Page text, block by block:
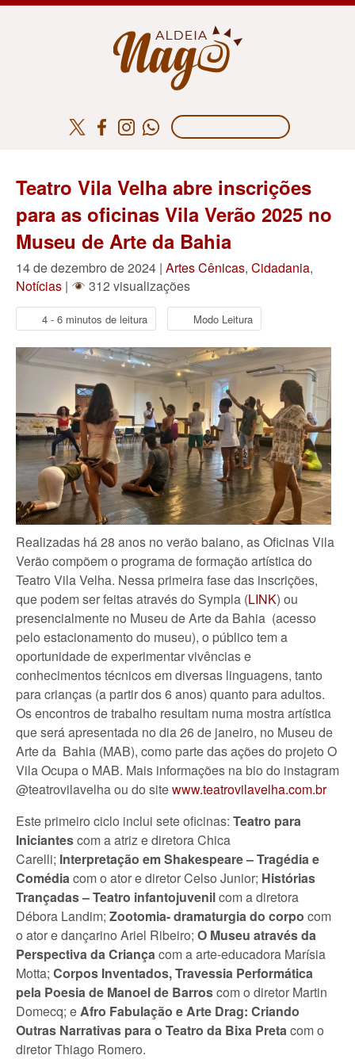
Teatro Vila Velha abre inscrições
para as oficinas Vila Verão 2025 no
Museu de Arte da Bahia
14 de dezembro de 2024 | Artes Cênicas, Cidadania,
Notícias | 312 visualizações
4 - 6 minutos de leitura Modo Leitura
Realizadas há 28 anos no verão baiano, as Oficinas Vila
Verão compõem o programa de formação artística do
Teatro Vila Velha. Nessa primeira fase das inscrições,
que podem ser feitas através do Sympla (LINK) ou
presencialmente no Museu de Arte da Bahia (acesso
pelo estacionamento do museu), o público tem a
oportunidade de experimentar vivências e
conhecimentos técnicos em diversas linguagens, tanto
para crianças (a partir dos 6 anos) quanto para adultos.
Os encontros de trabalho resultam numa mostra artística
que será apresentada no dia 26 de janeiro, no Museu de
Arte da Bahia (MAB), como parte das ações do projeto O
Vila Ocupa o MAB. Mais informações na bio do instagram
@teatrovilavelha ou do sitewww.teatrovilavelha.com.br
Este primeiro ciclo inclui sete oficinas: Teatro para
Iniciantescom a atriz e diretora Chica
Carelli; Interpretação em Shakespeare – Tragédia e
Comédiacom o ator e diretor Celso Junior; Histórias
Trançadas – Teatro infantojuvenilcom a diretora
Débora Landim; Zootomia- dramaturgia do corpo com
o ator e dançarino Ariel Ribeiro; O Museu através da
Perspectiva da Criançacoma arte-educadora Marísia
Motta; Corpos Inventados, Travessia Performática
pela Poesia de Manoel de Barroscom o diretor Martin
Domecq; eAfro Fabulação e Arte Drag: Criando
Outras Narrativas para o Teatro da Bixa Pretacom o
diretor Thiago Romero.